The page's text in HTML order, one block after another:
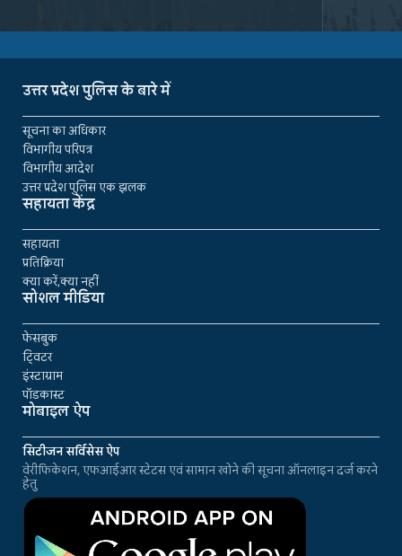
उत्तर प्रदेश पुलिस के बारे में
सूचना का अधिकार
विभागीय परिपत्र
विभागीय आदेश
उत्तर प्रदेश पुलिस एक झलक
सहायता केंद्र
सहायता
प्रतिक्रिया
क्या करें,क्या नहीं
सोशल मीडिया
फेसबुक
ट्विटर
इंस्टाग्राम
पॉडकास्ट
मोबाइल ऐप
सिटीजन सर्विसेस ऐप
वेरीफिकेशन, एफआईआर स्टेटस एवं सामान खोने की सूचना ऑनलाइन दर्ज करने
हेतु